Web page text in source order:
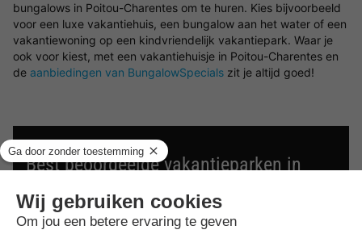
bungalows in Poitou-Charentes om te huren. Kies bijvoorbeeld
voor een luxe vakantiehuis, een bungalow aan het water of een
vakantiewoning op een kindvriendelijk vakantiepark. Waar je
ook voor kiest, met een vakantiehuisje in Poitou-Charentes en
de aanbiedingen van BungalowSpecials zit je altijd goed!
Best beoordeelde vakantieparken in
Poitou-Charentes
Vind de selectie van vakantieparken in Poitou-Charentes